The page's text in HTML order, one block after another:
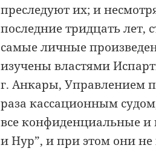
преследуют их; и
последние тридцать лет,
самые личные
изучены властями
г. Анкары, Управлением
раза кассационным
все конфиденциальные и
и Нур”, и при этом они